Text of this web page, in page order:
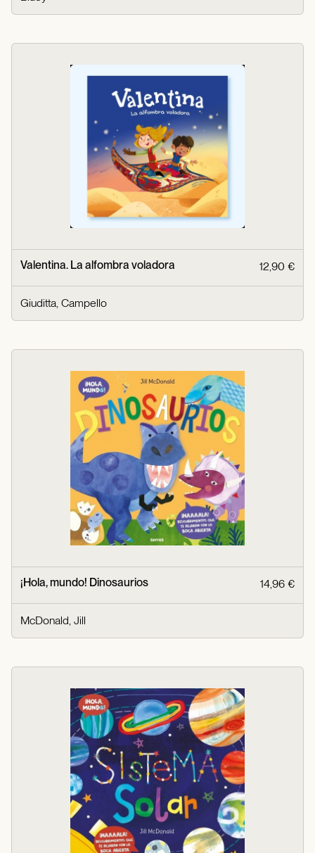
Valentina. La alfombra voladora 12,90 €
Giuditta, Campello
¡Hola, mundo! Dinosaurios 14,96 €
McDonald, Jill